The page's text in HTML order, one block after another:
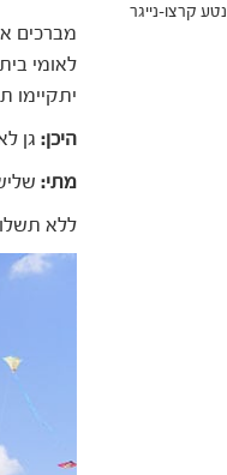
נטע קרצו-נייגר
מברכים
לאומי
יתקיימו
היכן:גן
מתי:שלישי 11.9, בשעות
ללא